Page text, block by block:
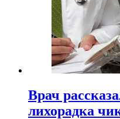
Врач
лихорадка